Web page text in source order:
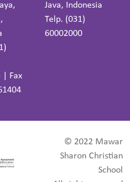
| Fax
Java, Indonesia
Telp. (031)
60002000
© 2022 Mawar
Sharon Christian
School